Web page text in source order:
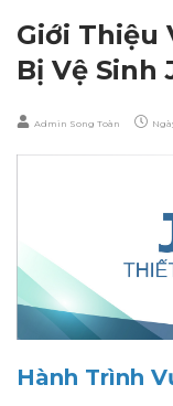
Giới Thiệu
Bị Vệ Sinh
Admin Song Toàn
Hành Trình